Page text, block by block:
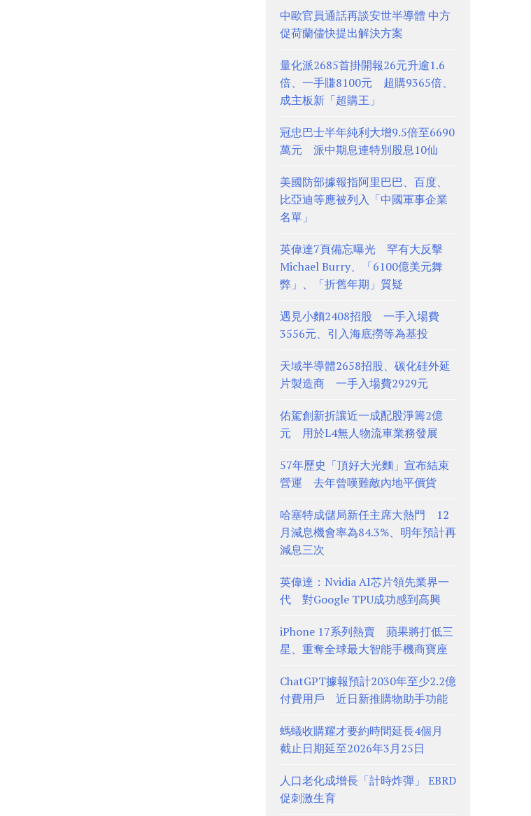
中歐官員通話再談安世半導體 中方
促荷蘭儘快提出解決方案
量化派2685首掛開報26元升逾1.6
倍、一手賺8100元 超購9365倍、
成主板新「超購王」
冠忠巴士半年純利大增9.5倍至6690
萬元 派中期息連特別股息10仙
美國防部據報指阿里巴巴、百度、
比亞迪等應被列入「中國軍事企業
名單」
英偉達7頁備忘曝光 罕有大反擊
Michael Burry、「6100億美元舞
弊」、「折舊年期」質疑
遇見小麵2408招股 一手入場費
3556元、引入海底撈等為基投
天域半導體2658招股、碳化硅外延
片製造商 一手入場費2929元
佑駕創新折讓近一成配股淨籌2億
元 用於L4無人物流車業務發展
57年歷史「頂好大光麵」宣布結束
營運 去年曾嘆難敵內地平價貨
哈塞特成儲局新任主席大熱門 12
月減息機會率為84.3%、明年預計再
減息三次
英偉達：Nvidia AI芯片領先業界一
代 對Google TPU成功感到高興
iPhone 17系列熱賣 蘋果將打低三
星、重奪全球最大智能手機商寶座
ChatGPT據報預計2030年至少2.2億
付費用戶 近日新推購物助手功能
螞蟻收購耀才要約時間延長4個月
截止日期延至2026年3月25日
人口老化成增長「計時炸彈」 EBRD
促刺激生育